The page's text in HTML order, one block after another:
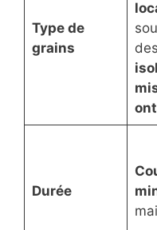
Type de
grains
des
Durée